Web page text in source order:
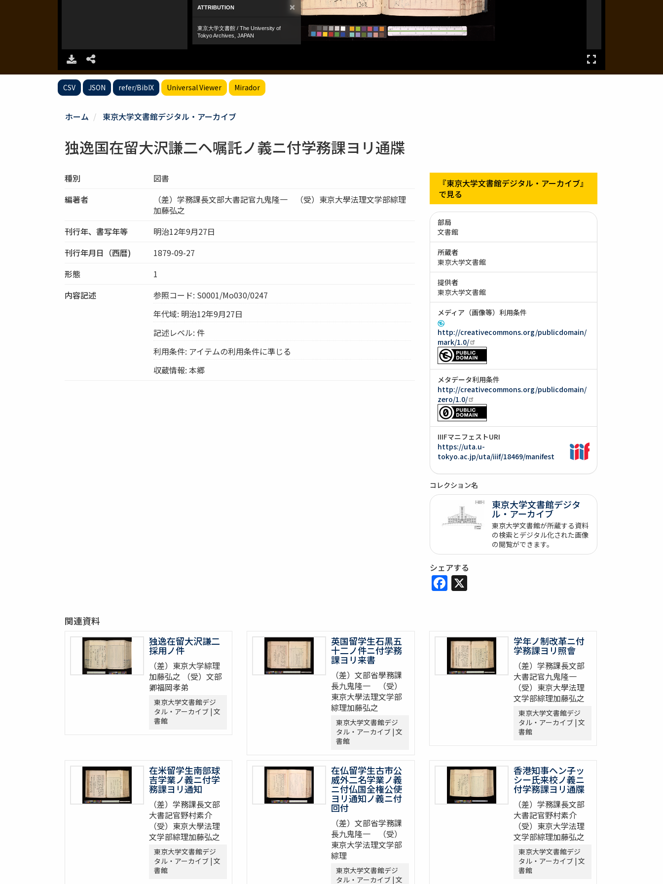
CSV JSON refer/BibIX Universal Viewer Mirador
ホーム 東京大学文書館デジタル・アーカイブ
独逸国在留大沢謙二ヘ嘱託ノ義ニ付学務課ヨリ通牒
種別
図書
編著者
（差）学務課長文部大書記官九鬼隆一 （受）東京大學法理文学部綜理
加藤弘之
刊行年、書写年等
明治12年9月27日
刊行年月日（西暦)
1879-09-27
形態
1
内容記述
参照コード: S0001/Mo030/0247
年代域: 明治12年9月27日
記述レベル: 件
利用条件: アイテムの利用条件に準じる
収蔵情報: 本郷
『東京大学文書館デジタル・アーカイブ』
で見る
部局
文書館
所蔵者
東京大学文書館
提供者
東京大学文書館
メディア（画像等）利用条件
http://creativecommons.org/publicdomain/
mark/1.0/
メタデータ利用条件
http://creativecommons.org/publicdomain/
zero/1.0/
IIIFマニフェストURI
https://uta.u-
tokyo.ac.jp/uta/iiif/18469/manifest
コレクション名
東京大学文書館デジタ
ル・アーカイブ
東京大学文書館が所蔵する資料
の検索とデジタル化された画像
の閲覧ができます。
シェアする
Facebook
X
関連資料
独逸在留大沢謙二
採用ノ件
（差）東京大学綜理
加藤弘之 （受）文部
卿福岡孝弟
東京大学文書館デジ
タル・アーカイブ | 文
書館
英国留学生石黒五
十二ノ件ニ付学務
課ヨリ来書
（差）文部省學務課
長九鬼隆一 （受）
東京大學法理文学部
綜理加藤弘之
東京大学文書館デジ
タル・アーカイブ | 文
書館
学年ノ制改革ニ付
学務課ヨリ照會
（差）学務課長文部
大書記官九鬼隆一
（受）東京大學法理
文学部綜理加藤弘之
東京大学文書館デジ
タル・アーカイブ | 文
書館
在米留学生南部球
吉学業ノ義ニ付学
務課ヨリ通知
（差）学務課長文部
大書記官野村素介
（受）東京大學法理
文学部綜理加藤弘之
東京大学文書館デジ
タル・アーカイブ | 文
書館
在仏留学生古市公
威外二名学業ノ義
ニ付仏国全権公使
ヨリ通知ノ義ニ付
回付
（差）文部省学務課
長九鬼隆一 （受）
東京大学法理文学部
綜理
東京大学文書館デジ
タル・アーカイブ | 文
香港知事ヘン子ッ
シー氏来校ノ義ニ
付学務課ヨリ通牒
（差）学務課長文部
大書記官野村素介
（受）東京大学法理
文学部綜理加藤弘之
東京大学文書館デジ
タル・アーカイブ | 文
書館